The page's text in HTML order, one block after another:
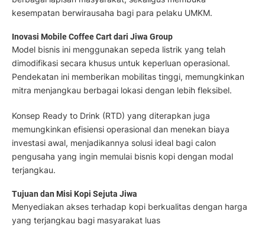
kesempatan berwirausaha bagi para pelaku UMKM.
Inovasi Mobile Coffee Cart dari Jiwa Group
Model bisnis ini menggunakan sepeda listrik yang telah
dimodifikasi secara khusus untuk keperluan operasional.
Pendekatan ini memberikan mobilitas tinggi, memungkinkan
mitra menjangkau berbagai lokasi dengan lebih fleksibel.
Konsep Ready to Drink (RTD) yang diterapkan juga
memungkinkan efisiensi operasional dan menekan biaya
investasi awal, menjadikannya solusi ideal bagi calon
pengusaha yang ingin memulai bisnis kopi dengan modal
terjangkau.
Tujuan dan Misi Kopi Sejuta Jiwa
Menyediakan akses terhadap kopi berkualitas dengan harga
yang terjangkau bagi masyarakat luas